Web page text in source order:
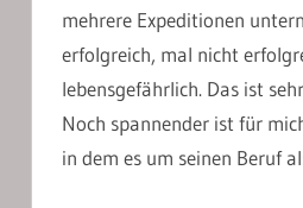
mehrere Expeditionen
erfolgreich, mal nicht
lebensgefährlich. Das ist
Noch spannender ist für
in dem es um seinen Beruf